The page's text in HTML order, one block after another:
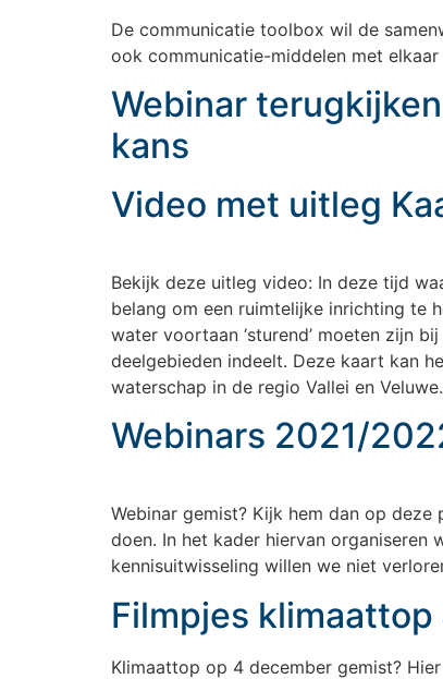
De communicatie toolbox wil de
ook communicatie-middelen met
Webinar
kans
Video met uitleg
Bekijk deze uitleg video: In deze tijd
belang om een ruimtelijke inrichting te
water voortaan ‘sturend’ moeten zijn
deelgebieden indeelt. Deze kaart kan
waterschap in de regio Vallei en Veluwe.
Webinars 2021/
Webinar gemist? Kijk hem dan op
doen. In het kader hiervan organiseren
kennisuitwisseling willen we niet
Filmpjes
Klimaattop op 4 december gemist?